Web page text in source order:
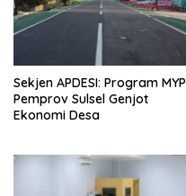
Sekjen APDESI: Program MYP
Pemprov Sulsel Genjot
Ekonomi Desa